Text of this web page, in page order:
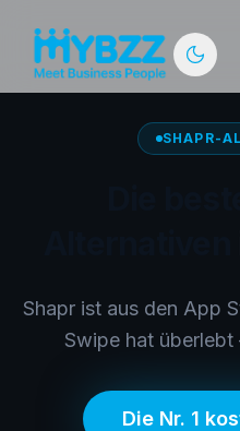
SHAPR-
Shapr ist aus den App
Swipe hat
Die Nr. 1